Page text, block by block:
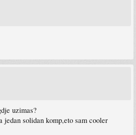
uzimas?
jedan solidan komp,eto sam cooler